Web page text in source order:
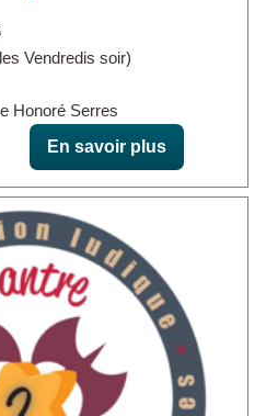
Vendredis soir)
Honoré Serres
En savoir plus